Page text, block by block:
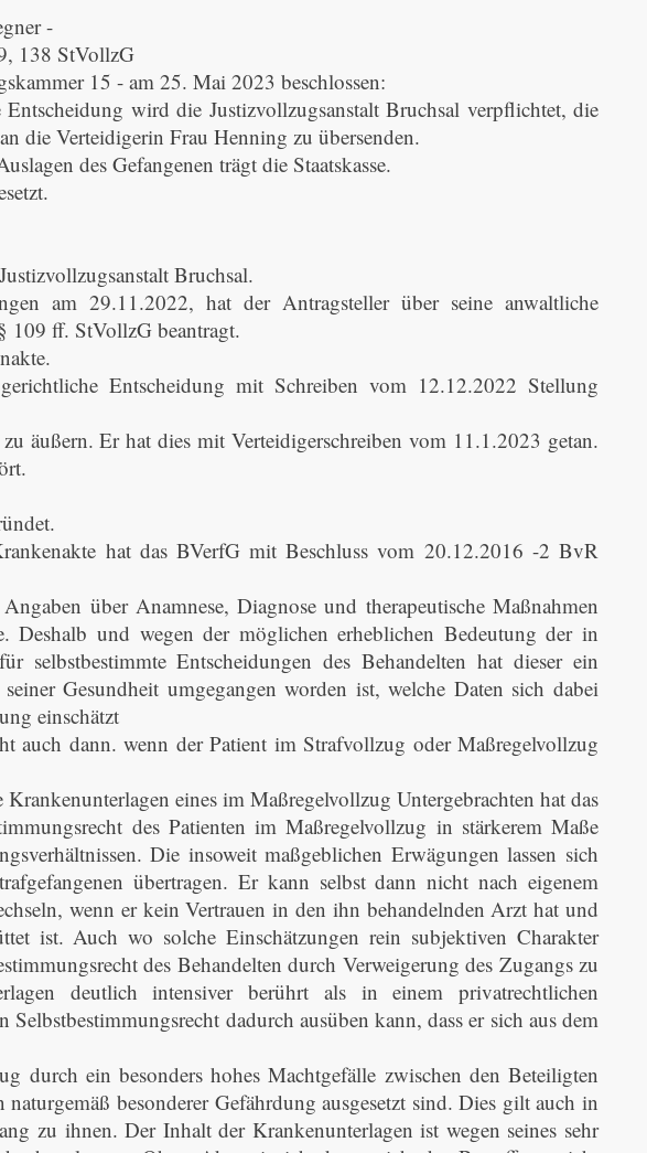
-
138 StVollzG
15 - am 25. Mai 2023 beschlossen:
wird die Justizvollzugsanstalt Bruchsal verpflichtet, die
die Verteidigerin Frau Henning zu übersenden.
des Gefangenen trägt die Staatskasse.
Bruchsal.
am 29.11.2022, hat der Antragsteller über seine anwaltliche
109 ff. StVollzG beantragt.
Entscheidung mit Schreiben vom 12.12.2022 Stellung
äußern. Er hat dies mit Verteidigerschreiben vom 11.1.2023 getan.
hat das BVerfG mit Beschluss vom 20.12.2016 -2 BvR
über Anamnese, Diagnose und therapeutische Maßnahmen
Deshalb und wegen der möglichen erheblichen Bedeutung der in
selbstbestimmte Entscheidungen des Behandelten hat dieser ein
Gesundheit umgegangen worden ist, welche Daten sich dabei
einschätzt
auch dann. wenn der Patient im Strafvollzug oder Maßregelvollzug
eines im Maßregelvollzug Untergebrachten hat das
des Patienten im Maßregelvollzug in stärkerem Maße
Die insoweit maßgeblichen Erwägungen lassen sich
übertragen. Er kann selbst dann nicht nach eigenem
wenn er kein Vertrauen in den ihn behandelnden Arzt hat und
ist. Auch wo solche Einschätzungen rein subjektiven Charakter
des Behandelten durch Verweigerung des Zugangs zu
deutlich intensiver berührt als in einem privatrechtlichen
dadurch ausüben kann, dass er sich aus dem
durch ein besonders hohes Machtgefälle zwischen den Beteiligten
besonderer Gefährdung ausgesetzt sind. Dies gilt auch in
zu ihnen. Der Inhalt der Krankenunterlagen ist wegen seines sehr